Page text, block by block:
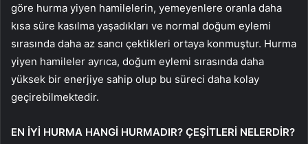
göre hurma yiyen hamilelerin, yemeyenlere oranla daha
kısa süre kasılma yaşadıkları ve normal doğum eylemi
sırasında daha az sancı çektikleri ortaya konmuştur. Hurma
yiyen hamileler ayrıca, doğum eylemi sırasında daha
yüksek bir enerjiye sahip olup bu süreci daha kolay
geçirebilmektedir.
EN İYİ HURMA HANGİ HURMADIR? ÇEŞİTLERİ NELERDİR?